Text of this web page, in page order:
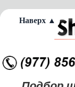
Наверх ▲